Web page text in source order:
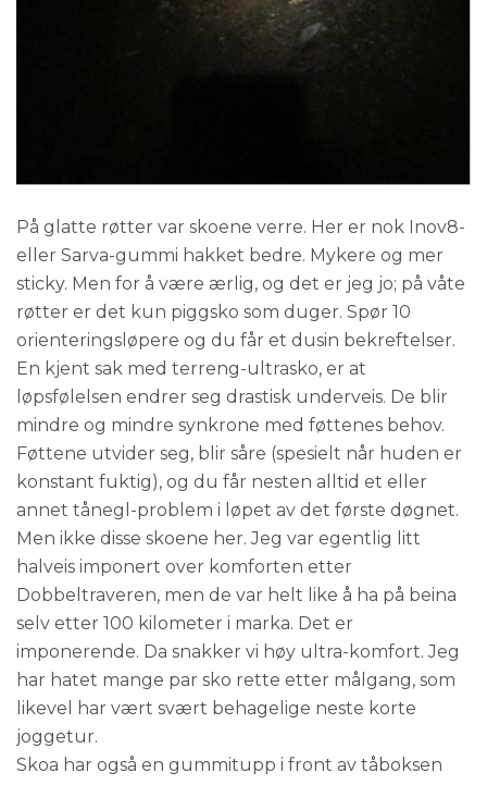
På glatte røtter var skoene verre. Her er nok Inov8-
eller Sarva-gummi hakket bedre. Mykere og mer
sticky. Men for å være ærlig, og det er jeg jo; på våte
røtter er det kun piggsko som duger. Spør 10
orienteringsløpere og du får et dusin bekreftelser.
En kjent sak med terreng-ultrasko, er at
løpsfølelsen endrer seg drastisk underveis. De blir
mindre og mindre synkrone med føttenes behov.
Føttene utvider seg, blir såre (spesielt når huden er
konstant fuktig), og du får nesten alltid et eller
annet tånegl-problem i løpet av det første døgnet.
Men ikke disse skoene her. Jeg var egentlig litt
halveis imponert over komforten etter
Dobbeltraveren, men de var helt like å ha på beina
selv etter 100 kilometer i marka. Det er
imponerende. Da snakker vi høy ultra-komfort. Jeg
har hatet mange par sko rette etter målgang, som
likevel har vært svært behagelige neste korte
joggetur.
Skoa har også en gummitupp i front av tåboksen